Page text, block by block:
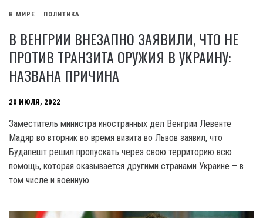
В МИРЕ ПОЛИТИКА
В ВЕНГРИИ ВНЕЗАПНО ЗАЯВИЛИ, ЧТО НЕ
ПРОТИВ ТРАНЗИТА ОРУЖИЯ В УКРАИНУ:
НАЗВАНА ПРИЧИНА
20 ИЮЛЯ, 2022
Заместитель министра иностранных дел Венгрии Левенте
Мадяр во вторник во время визита во Львов заявил, что
Будапешт решил пропускать через свою территорию всю
помощь, которая оказывается другими странами Украине – в
том числе и военную.